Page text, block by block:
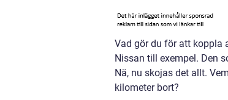
Vad gör du för att koppla
Nissan till exempel. Den
Nä, nu skojas det allt.
kilometer bort?